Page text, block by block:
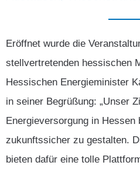
Eröffnet wurde die
stellvertretenden hessischen
Hessischen Energieminister
in seiner Begrüßung: „Unser
Energieversorgung in Hessen
zukunftssicher zu gestalten.
bieten dafür eine tolle